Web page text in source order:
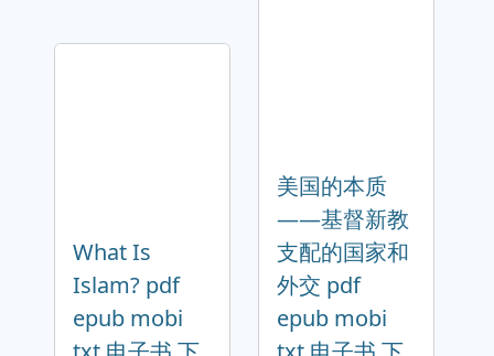
What Is
Islam? pdf
epub mobi
美国的本质
——基督新教
支配的国家和
外交 pdf
epub mobi